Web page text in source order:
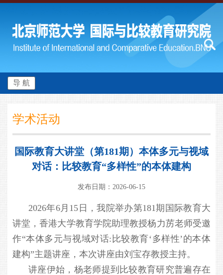
导 航
学术活动
国际教育大讲堂（第181期）本体多元与视域
对话：比较教育“多样性”的本体建构
发布日期：2026-06-15
2026年6月15日，我院举办第181期国际教育大
讲堂，香港大学教育学院助理教授杨力苈老师受邀
作“本体多元与视域对话:比较教育‘多样性’的本体
建构”主题讲座，本次讲座由刘宝存教授主持。
讲座伊始，杨老师提到比较教育研究普遍存在